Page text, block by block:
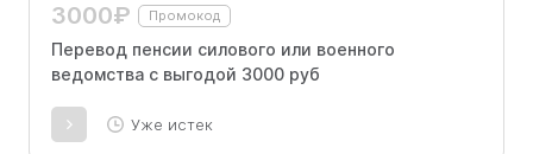
3000₽ Промокод
Перевод пенсии силового или военного
ведомства с выгодой 3000 руб
Уже истек